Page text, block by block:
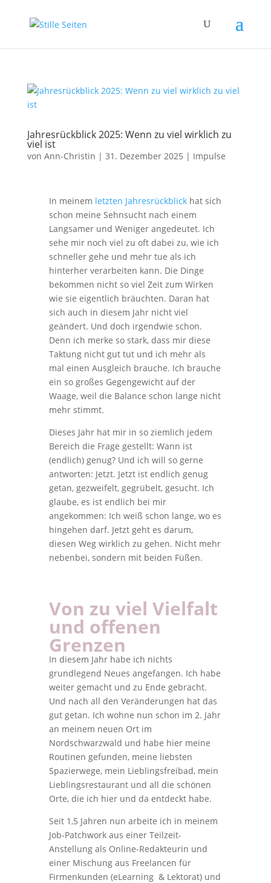
Jahresrückblick 2025: Wenn zu viel wirklich zu
viel ist
von Ann-Christin | 31. Dezember 2025 | Impulse
In meinem letzten Jahresrückblickhat sich
schon meine Sehnsucht nach einem
Langsamer und Weniger angedeutet. Ich
sehe mir noch viel zu oft dabei zu, wie ich
schneller gehe und mehr tue als ich
hinterher verarbeiten kann. Die Dinge
bekommen nicht so viel Zeit zum Wirken
wie sie eigentlich bräuchten. Daran hat
sich auch in diesem Jahr nicht viel
geändert. Und doch irgendwie schon.
Denn ich merke so stark, dass mir diese
Taktung nicht gut tut und ich mehr als
mal einen Ausgleich brauche. Ich brauche
ein so großes Gegengewicht auf der
Waage, weil die Balance schon lange nicht
mehr stimmt.
Dieses Jahr hat mir in so ziemlich jedem
Bereich die Frage gestellt: Wann ist
(endlich) genug? Und ich will so gerne
antworten: Jetzt. Jetzt ist endlich genug
getan, gezweifelt, gegrübelt, gesucht. Ich
glaube, es ist endlich bei mir
angekommen: Ich weiß schon lange, wo es
hingehen darf. Jetzt geht es darum,
diesen Weg wirklich zu gehen. Nicht mehr
nebenbei, sondern mit beiden Füßen.
Von zu viel Vielfalt
und offenen
Grenzen
In diesem Jahr habe ich nichts
grundlegend Neues angefangen. Ich habe
weiter gemacht und zu Ende gebracht.
Und nach all den Veränderungen hat das
gut getan. Ich wohne nun schon im 2. Jahr
an meinem neuen Ort im
Nordschwarzwald und habe hier meine
Routinen gefunden, meine liebsten
Spazierwege, mein Lieblingsfreibad, mein
Lieblingsrestaurant und all die schönen
Orte, die ich hier und da entdeckt habe.
Seit 1,5 Jahren nun arbeite ich in meinem
Job-Patchwork aus einer Teilzeit-
Anstellung als Online-Redakteurin und
einer Mischung aus Freelancen für
Firmenkunden (eLearning & Lektorat) und